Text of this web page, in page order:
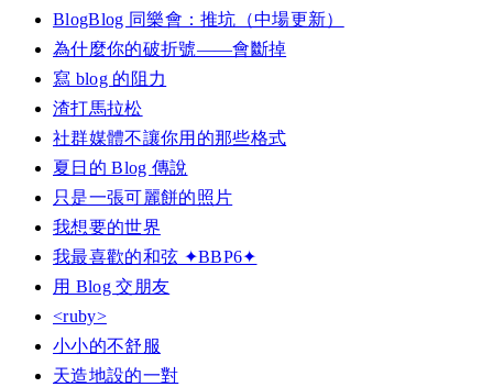
BlogBlog 同樂會：推坑（中場更新）
為什麼你的破折號——會斷掉
寫 blog 的阻力
渣打馬拉松
社群媒體不讓你用的那些格式
夏日的 Blog 傳說
只是一張可麗餅的照片
我想要的世界
我最喜歡的和弦 ✦BBP6✦
用 Blog 交朋友
<ruby>
小小的不舒服
天造地設的一對